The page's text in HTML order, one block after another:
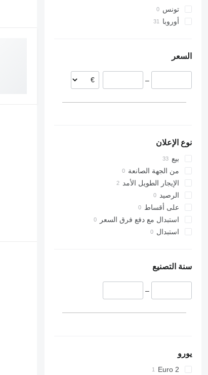
تونس
أوروبا
التشيك
فنلندا
السعر
–
نوع الإعلان
بيع
من الجهة الصانعة
الإيجار الطويل الأمد
الرصيد
على أقساط
استبدال مع دفع فرق السعر
استبدال
سنة التصنيع
–
يورو
Euro 2